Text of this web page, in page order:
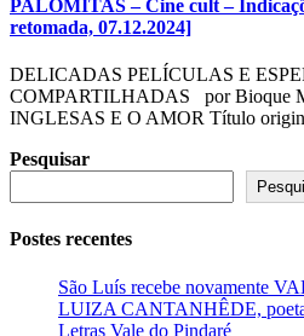
PALOMITAS – Cine cult –
retomada, 07.12.2024]
DELICADAS PELÍCULAS E
COMPARTILHADAS por Bioque
INGLESAS E O AMOR Título
Pesquisar
Postes recentes
São Luís recebe novamente
LUIZA CANTANHÊDE,
Letras Vale do Pindaré